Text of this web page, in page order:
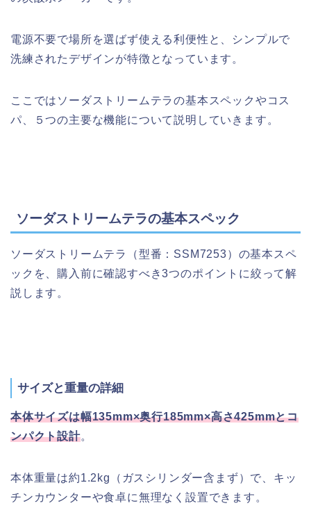
電源不要で場所を選ばず使える利便性と、シンプルで
洗練されたデザインが特徴となっています。
ここではソーダストリームテラの基本スペックやコス
パ、５つの主要な機能について説明していきます。
ソーダストリームテラの基本スペック
ソーダストリームテラ（型番：SSM7253）の基本スペ
ックを、購入前に確認すべき3つのポイントに絞って解
説します。
サイズと重量の詳細
本体サイズは幅135mm×奥行185mm×高さ425mmとコ
ンパクト設計。
本体重量は約1.2kg（ガスシリンダー含まず）で、キッ
チンカウンターや食卓に無理なく設置できます。